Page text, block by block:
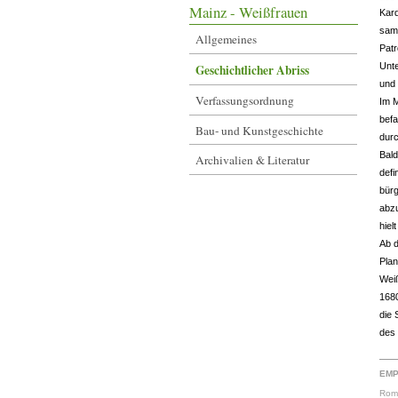
Mainz - Weißfrauen
Allgemeines
Geschichtlicher Abriss
Verfassungsordnung
Bau- und Kunstgeschichte
Archivalien & Literatur
und
Im
Ab
die
des